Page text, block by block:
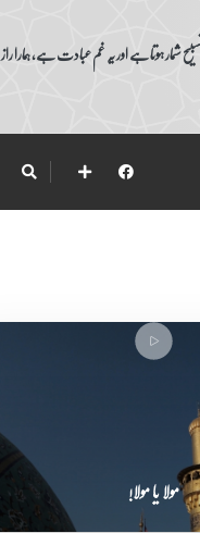
شمار ہوتا ہے اور یہ غم عبادت ہے، ہمارا راز
مولا یا مولا!